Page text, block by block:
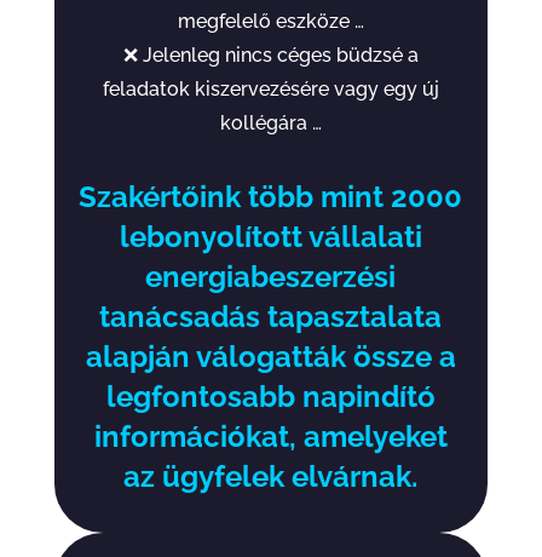
megfelelő eszköze …
❌ Jelenleg nincs céges büdzsé a
feladatok kiszervezésére vagy egy új
kollégára …
Szakértőink több mint 2000
lebonyolított vállalati
energiabeszerzési
tanácsadás tapasztalata
alapján válogatták össze a
legfontosabb napindító
információkat, amelyeket
az ügyfelek elvárnak.